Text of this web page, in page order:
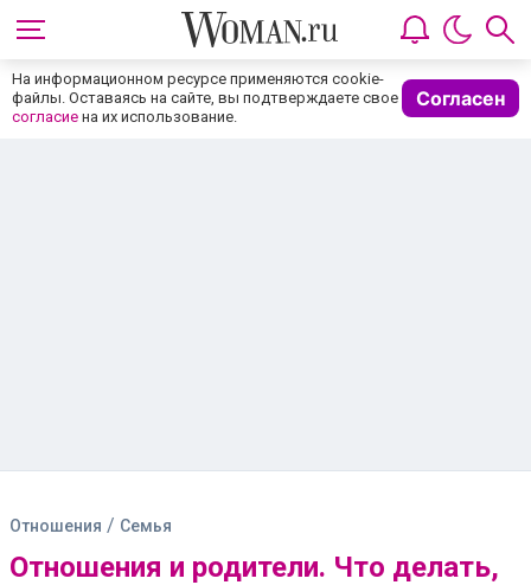
На информационном ресурсе применяются cookie-
файлы. Оставаясь на сайте, вы подтверждаете свое
согласие на их использование.
Согласен
Отношения / Семья
Отношения и родители. Что делать,